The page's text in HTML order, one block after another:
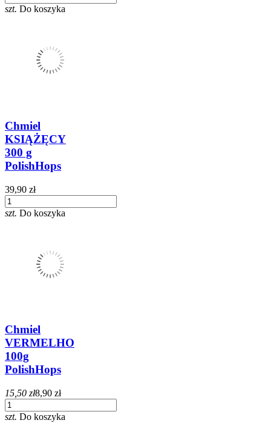
szt. Do koszyka
Chmiel
KSIĄŻĘCY
300 g
PolishHops
39,90 zł
szt. Do koszyka
Chmiel
VERMELHO
100g
PolishHops
15,50 zł8,90 zł
szt. Do koszyka